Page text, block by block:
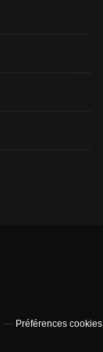
Préférences cookies